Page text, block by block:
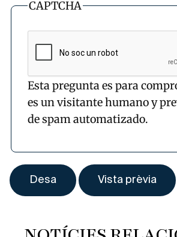
CAPTCHA
Esta pregunta es para
es un visitante humano y
de spam automatizado.